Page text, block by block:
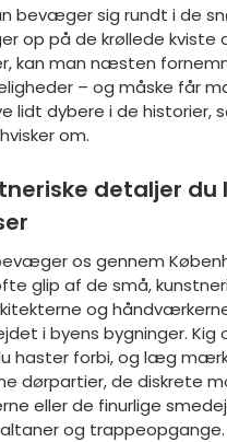
bevæger sig rundt i de
op på de krøllede kviste
kan man næsten
– og måske får
lidt dybere i de historier,
om.
detaljer du
os gennem
glip af de små,
og
i byens bygninger.
haster forbi, og læg
dørpartier, de diskrete
eller de finurlige
og trappeopgange.